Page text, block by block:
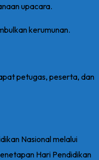
upacara.
kerumunan.
petugas, peserta, dan
Nasional melalui
Hari Pendidikan